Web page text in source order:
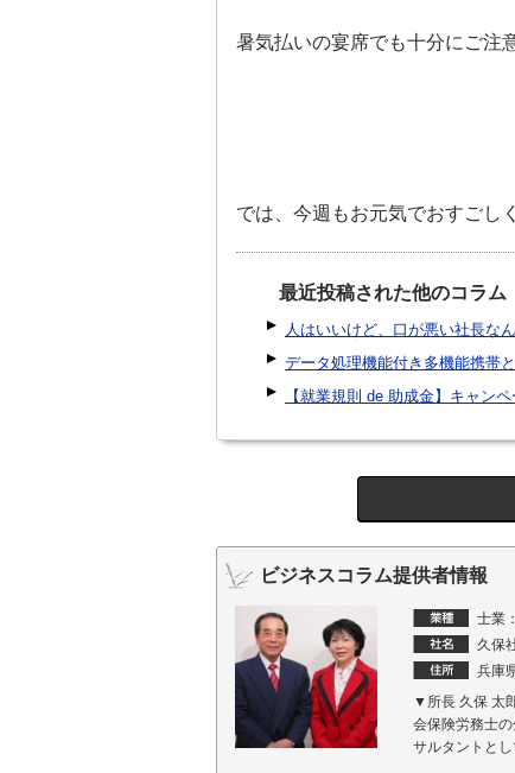
暑気払いの宴席でも十分にご注
では、今週もお元気でおすごし
最近投稿された他のコラム
人はいいけど、口が悪い社長な
データ処理機能付き多機能携帯
【就業規則 de 助成金】キャン
ビジネスコラム提供者情報
士業
久保
兵庫
▼所長 久保 太
会保険労務士
サルタントと